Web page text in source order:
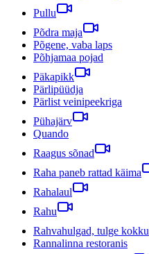
Pullu
Põdra maja
Põgene, vaba laps
Põhjamaa pojad
Päkapikk
Pärlipüüdja
Pärlist veinipeekriga
Pühajärv
Quando
Raagus sõnad
Raha paneb rattad käima
Rahalaul
Rahu
Rahvahulgad, tulge kokku
Rannalinna restoranis